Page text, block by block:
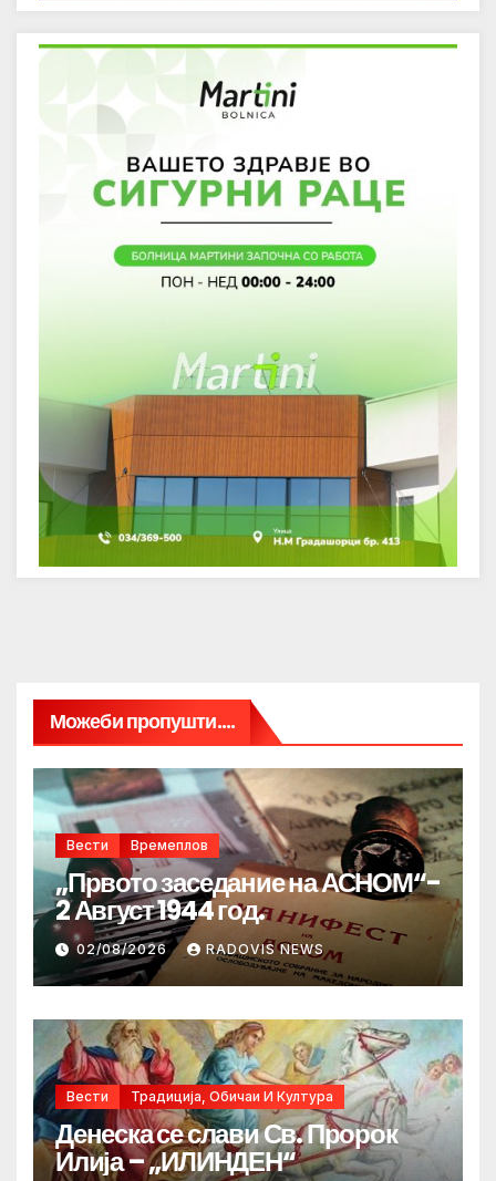
Можеби пропушти....
Вести Времеплов
„Првото заседание на АСНОМ“-
2 Август 1944 год.
02/08/2026 RADOVIS NEWS
Вести Традиција, Обичаи И Култура
Денеска се слави Св. Пророк
Илија – „ИЛИНДЕН“